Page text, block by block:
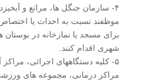
۴- سازمان جنگل ها، مراتع و
موظفند نسبت به احداث یا
برای مسجد یا نمازخانه در
شهری اقدام کنند.
۵- کلیه دستگاههای اجرائی،
مراکز درمانی، مجموعه های